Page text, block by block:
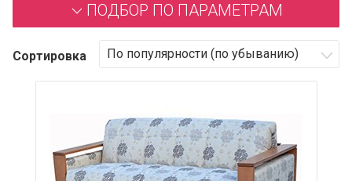
ПОДБОР ПО ПАРАМЕТРАМ
Сортировка